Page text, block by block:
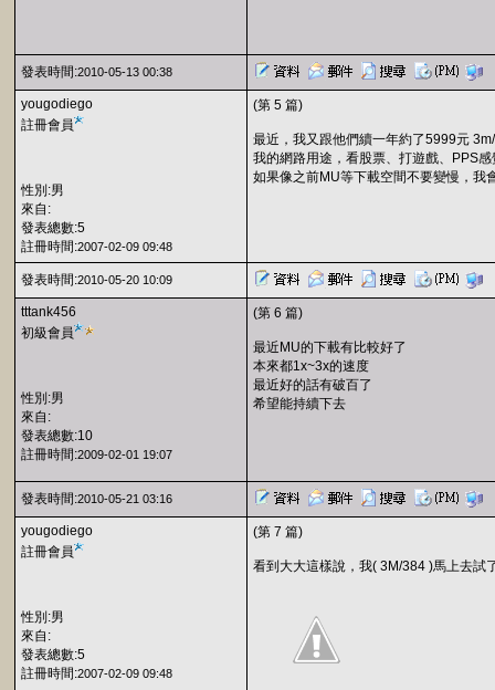
發表時間:2010-05-13 00:38
yougodiego
註冊會員
性別:男
來自:
發表總數:5
註冊時間:2007-02-09 09:48
(第 5 篇)
最近，我又跟他們續一年約了5999元
我的網路用途，看股票、打遊戲、PPS
如果像之前MU等下載空間不要變慢，我
發表時間:2010-05-20 10:09
tttank456
初級會員
性別:男
來自:
發表總數:10
註冊時間:2009-02-01 19:07
(第 6 篇)
最近MU的下載有比較好了
本來都1x~3x的速度
最近好的話有破百了
希望能持續下去
發表時間:2010-05-21 03:16
yougodiego
註冊會員
性別:男
來自:
發表總數:5
註冊時間:2007-02-09 09:48
(第 7 篇)
看到大大這樣說，我( 3M/384 )馬上去試